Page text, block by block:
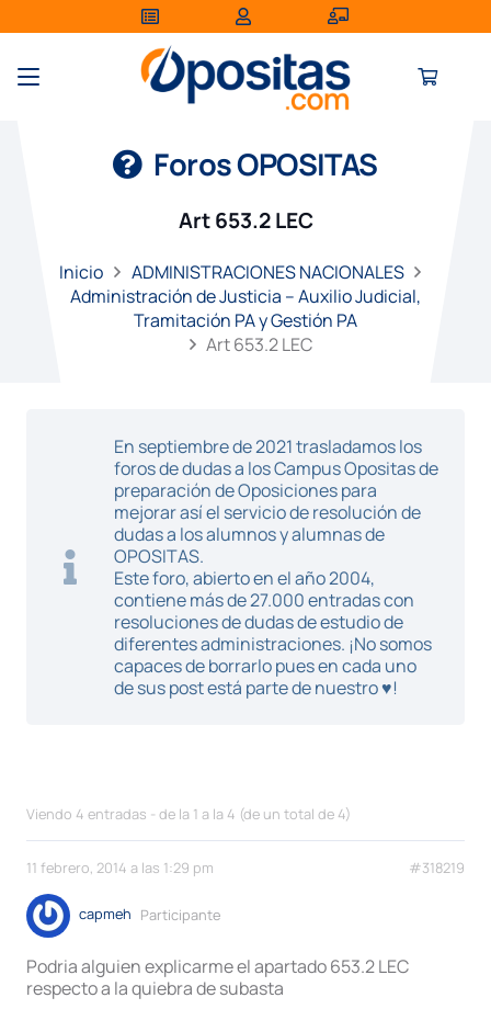
Foros OPOSITAS
Art 653.2 LEC
Inicio
ADMINISTRACIONES NACIONALES
Administración de Justicia – Auxilio Judicial,
Tramitación PA y Gestión PA
Art 653.2 LEC
En septiembre de 2021 trasladamos los
foros de dudas a los Campus Opositas de
preparación de Oposiciones para
mejorar así el servicio de resolución de
dudas a los alumnos y alumnas de
OPOSITAS.
Este foro, abierto en el año 2004,
contiene más de 27.000 entradas con
resoluciones de dudas de estudio de
diferentes administraciones. ¡No somos
capaces de borrarlo pues en cada uno
de sus post está parte de nuestro ♥!
Viendo 4 entradas - de la 1 a la 4 (de un total de 4)
11 febrero, 2014 a las 1:29 pm #318219
capmeh Participante
Podria alguien explicarme el apartado 653.2 LEC
respecto a la quiebra de subasta